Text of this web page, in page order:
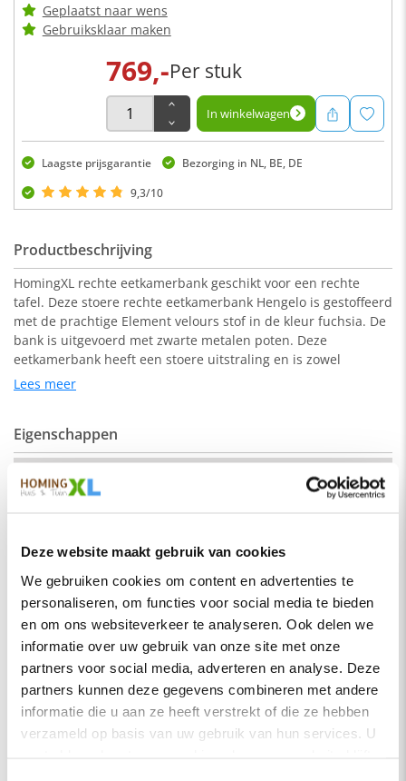
Deze website maakt gebruik van cookies
We gebruiken cookies om content en advertenties te
personaliseren, om functies voor social media te bieden
en om ons websiteverkeer te analyseren. Ook delen we
informatie over uw gebruik van onze site met onze
partners voor social media, adverteren en analyse. Deze
partners kunnen deze gegevens combineren met andere
informatie die u aan ze heeft verstrekt of die ze hebben
verzameld op basis van uw gebruik van hun services. U
Geplaatst naar wens
Gebruiksklaar maken
769,-Per stuk
In winkelwagen
Laagste prijsgarantie
Bezorging in NL, BE, DE
9,3/10
Productbeschrijving
HomingXL rechte eetkamerbank geschikt voor een rechte
tafel. Deze stoere rechte eetkamerbank Hengelo is gestoffeerd
met de prachtige Element velours stof in de kleur fuchsia. De
bank is uitgevoerd met zwarte metalen poten. Deze
eetkamerbank heeft een stoere uitstraling en is zowel
geschikt voor een industrieel als een modern interieur.
De kleur op de foto kan per computerscherm afwijken van de
werkelijkheid. Zeker weten dat dit de kleur is die je zoekt?
Vraag dan een stukje van de stof op via de knop "kleurstaal
aanvragen".
Zitdiepte: 44 cm
Zithoogte: 51 cm
Stof
Element stof is een velours stofsoort met een zachte
uitstraling. Door de velours stof krijgt de bank een zeer
opvallende en rijke uitstraling. De Element stof is geschikt
voor zowel een modern als een klassiek interieur.
Samenstelling:
100% PES (polyester)
Lees meer
Eigenschappen
hengelo-recht-220-elm19
Montage
Soort
Eetkamerbanken
Vorm
Serie
Hengelo
Kleur
Fuchsia
Materiaal
Zitbreedte
220 cm
Zitdiepte
44 cm